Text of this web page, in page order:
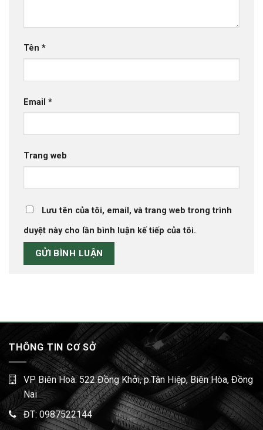
Tên *
Email *
Trang web
Lưu tên của tôi, email, và trang web trong trình
duyệt này cho lần bình luận kế tiếp của tôi.
THÔNG TIN CƠ SỞ
VP Biên Hoà: 522 Đồng Khởi, p.Tân Hiệp, Biên Hòa, Đồng
Nai
ĐT: 0987522144